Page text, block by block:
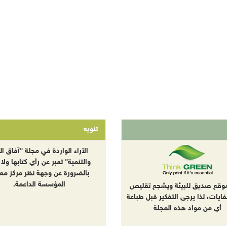
صديق للبيئة ويشجع تقليص
لذا يرجى التفكير قبل طباعة
أي من مواد هذه المجلة
تنويه
الآراء الواردة في مجلة "آفاق
والتنمية" تعبر عن رأي كتابها ولا
بالضرورة عن وجهة نظر مركز
المؤسسة الداعمة.